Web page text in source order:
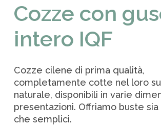
Cozze con
intero IQF
Cozze cilene di prima qualità,
completamente cotte nel loro
naturale, disponibili in varie
presentazioni. Offriamo buste
che semplici.